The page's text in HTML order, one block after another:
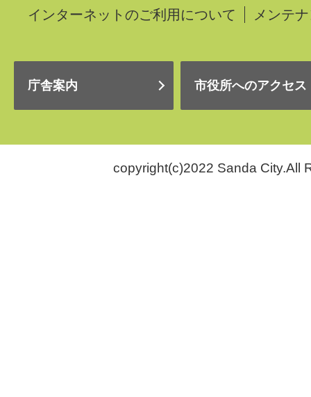
インターネットのご利用について
メンテ
庁舎案内 市役所へのアクセス
copyright(c)2022 Sanda City.All